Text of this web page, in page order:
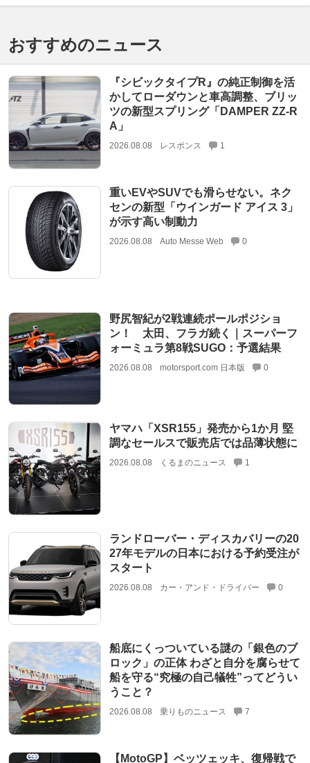
おすすめのニュース
『シビックタイプR』の純正制御を活
かしてローダウンと車高調整、ブリッ
ツの新型スプリング「DAMPER ZZ-R
A」
2026.08.08 レスポンス 1
重いEVやSUVでも滑らせない。ネク
センの新型「ウインガード アイス 3」
が示す高い制動力
2026.08.08 Auto Messe Web 0
野尻智紀が2戦連続ポールポジショ
ン！ 太田、フラガ続く｜スーパーフ
ォーミュラ第8戦SUGO：予選結果
2026.08.08 motorsport.com 日本版 0
ヤマハ「XSR155」発売から1か月 堅
調なセールスで販売店では品薄状態に
2026.08.08 くるまのニュース 1
ランドローバー・ディスカバリーの20
27年モデルの日本における予約受注が
スタート
2026.08.08 カー・アンド・ドライバー 0
船底にくっついている謎の「銀色のブ
ロック」の正体 わざと自分を腐らせて
船を守る“究極の自己犠牲”ってどうい
うこと？
2026.08.08 乗りものニュース 7
【MotoGP】ベッツェッキ、復帰戦で